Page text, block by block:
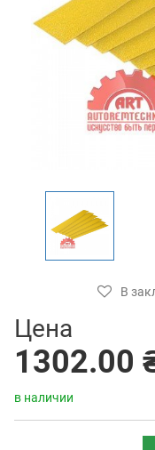
В
Цена
1302.00
в наличии